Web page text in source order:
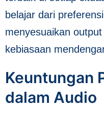
belajar dari
menyesuaikan
kebiasaan
Keuntungan
dalam Audio